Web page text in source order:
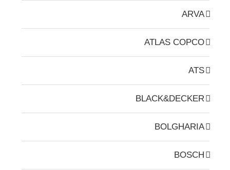
ARVA
ATLAS COPCO
ATS
BLACK&DECKER
BOLGHARIA
BOSCH